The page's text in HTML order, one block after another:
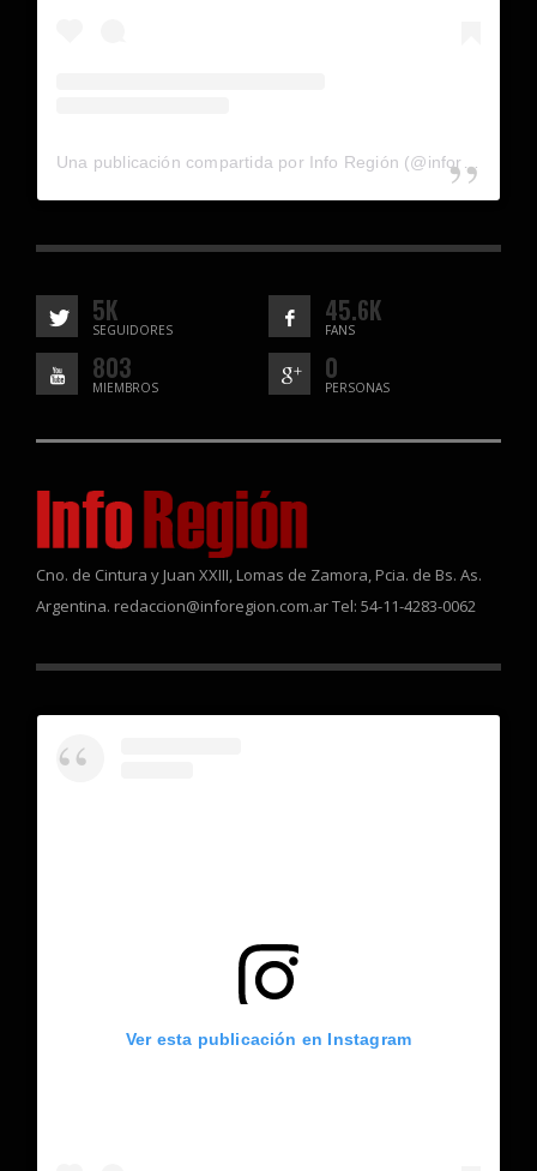
5K
SEGUIDORES
45.6K
FANS
803
MIEMBROS
0
PERSONAS
Cno. de Cintura y Juan XXIII, Lomas de Zamora, Pcia. de Bs. As.
Argentina. redaccion@inforegion.com.ar Tel: 54-11-4283-0062
Ver esta publicación en Instagram